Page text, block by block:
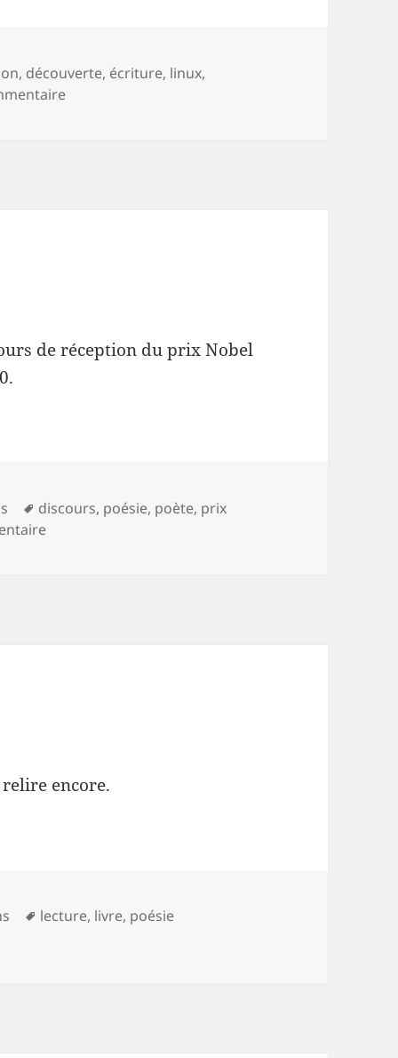
, découverte, écriture, linux,
sur Vincent Breton : une invitation à vivre
de réception du prix Nobel
Mots-
clés
discours, poésie, poète, prix
sur Liaison
encore.
Mots-
lecture, livre, poésie